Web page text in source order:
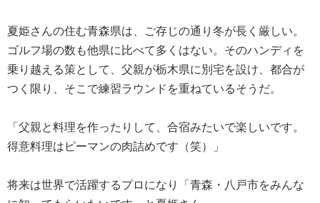
夏姫さんの住む青森県は、ご存じの通り冬が長く厳しい。
ゴルフ場の数も他県に比べて多くはない。そのハンディを
乗り越える策として、父親が栃木県に別宅を設け、都合が
つく限り、そこで練習ラウンドを重ねているそうだ。
「父親と料理を作ったりして、合宿みたいで楽しいです。
得意料理はピーマンの肉詰めです（笑）」
将来は世界で活躍するプロになり「青森・八戸市をみんな